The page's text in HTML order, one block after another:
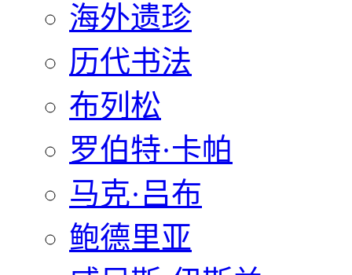
海外遗珍
历代书法
布列松
罗伯特·卡帕
马克·吕布
鲍德里亚